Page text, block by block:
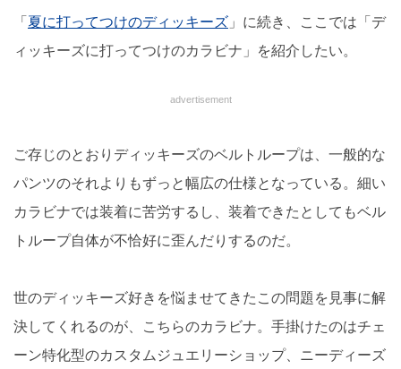
「 夏に打ってつけのディッキーズ 」に続き、ここでは「デ
ィッキーズに打ってつけのカラビナ」を紹介したい。
advertisement
ご存じのとおりディッキーズのベルトループは、一般的な
パンツのそれよりもずっと幅広の仕様となっている。細い
カラビナでは装着に苦労するし、装着できたとしてもベル
トループ自体が不恰好に歪んだりするのだ。
世のディッキーズ好きを悩ませてきたこの問題を見事に解
決してくれるのが、こちらのカラビナ。手掛けたのはチェ
ーン特化型のカスタムジュエリーショップ、ニーディーズ